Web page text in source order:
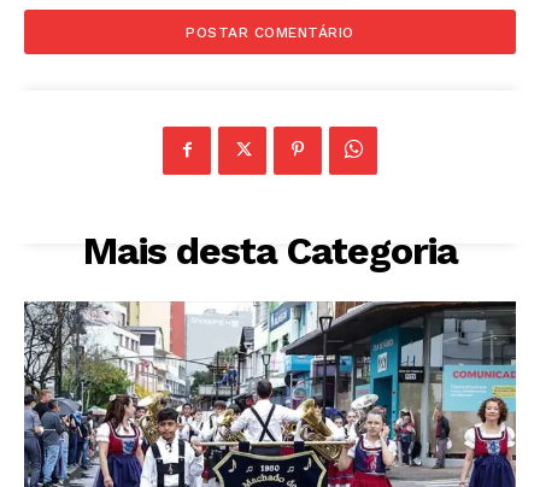
Mais desta Categoria